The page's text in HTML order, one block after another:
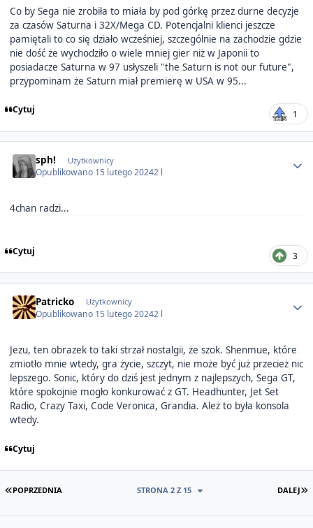
Co by Sega nie zrobiła to miała by pod górkę przez durne decyzje
za czasów Saturna i 32X/Mega CD. Potencjalni klienci jeszcze
pamiętali to co się działo wcześniej, szczególnie na zachodzie gdzie
nie dość że wychodziło o wiele mniej gier niż w Japonii to
posiadacze Saturna w 97 usłyszeli "the Saturn is not our future",
przypominam że Saturn miał premierę w USA w 95...
Cytuj 1
sph! Użytkownicy
Opublikowano 15 lutego 20242 l
4chan radzi...
Cytuj 3
Patricko Użytkownicy
Opublikowano 15 lutego 20242 l
Jezu, ten obrazek to taki strzał nostalgii, że szok. Shenmue, które
zmiotło mnie wtedy, gra życie, szczyt, nie może być już przecież nic
lepszego. Sonic, który do dziś jest jednym z najlepszych, Sega GT,
które spokojnie mogło konkurować z GT. Headhunter, Jet Set
Radio, Crazy Taxi, Code Veronica, Grandia. Ależ to była konsola
wtedy.
Cytuj
PIERWSZA STRONA
POPRZEDNIA DALEJ
STRONA 2 Z 15